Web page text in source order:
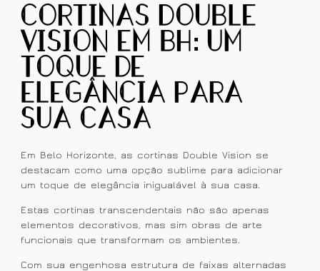
Cortinas Double
Vision em BH: Um
Toque de
Elegância para
Sua Casa
Em Belo Horizonte, as cortinas Double Vision se
destacam como uma opção sublime para adicionar
um toque de elegância inigualável à sua casa.
Estas cortinas transcendentais não são apenas
elementos decorativos, mas sim obras de arte
funcionais que transformam os ambientes.
Com sua engenhosa estrutura de faixas alternadas